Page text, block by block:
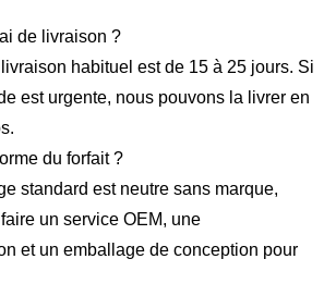
de livraison ?
habituel est de 15 à 25 jours. Si
est urgente, nous pouvons la livrer en
du forfait ?
standard est neutre sans marque,
un service OEM, une
et un emballage de conception pour